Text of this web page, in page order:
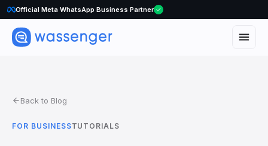
Official Meta WhatsApp Business Partner
Back to Blog
FOR BUSINESSTUTORIALS